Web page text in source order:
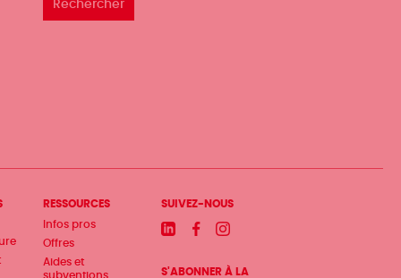
RESSOURCES
Infos pros
Offres
Aides et
subventions
SUIVEZ-NOUS
LinkedinFacebookInstagram
S'ABONNER À LA